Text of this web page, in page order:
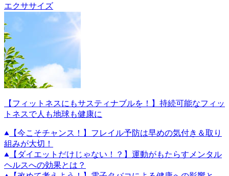
エクササイズ
【フィットネスにもサスティナブルを！】持続可能なフィッ
トネスで人も地球も健康に
【今こそチャンス！】フレイル予防は早めの気付き＆取り
組みが大切！
【ダイエットだけじゃない！？】運動がもたらすメンタル
ヘルスへの効果とは？